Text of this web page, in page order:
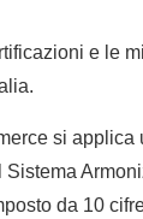
e le
si applica
Sistema
da 10